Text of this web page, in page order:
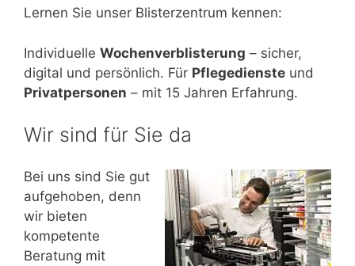
Lernen Sie unser Blisterzentrum kennen:
Individuelle Wochenverblisterung – sicher,
digital und persönlich. Für Pflegedienste und
Privatpersonen – mit 15 Jahren Erfahrung.
Wir sind für Sie da
Bei uns sind Sie gut
aufgehoben, denn
wir bieten
kompetente
Beratung mit